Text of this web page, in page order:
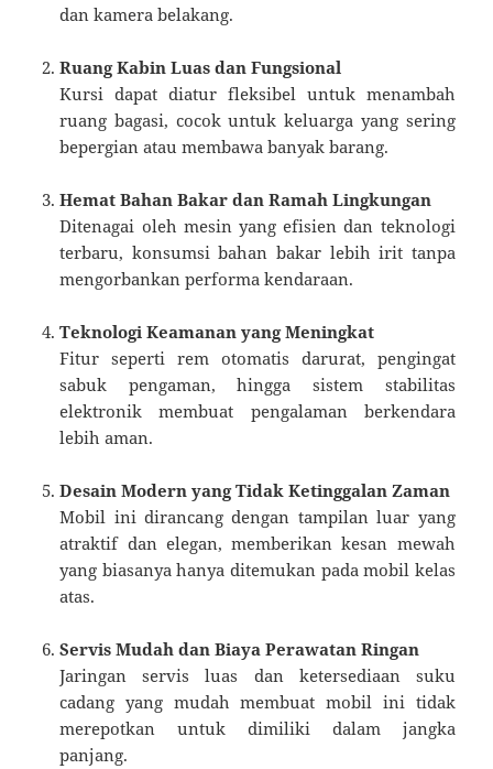
dan kamera belakang.
Ruang Kabin Luas dan Fungsional
Kursi dapat diatur fleksibel untuk menambah
ruang bagasi, cocok untuk keluarga yang sering
bepergian atau membawa banyak barang.
Hemat Bahan Bakar dan Ramah Lingkungan
Ditenagai oleh mesin yang efisien dan teknologi
terbaru, konsumsi bahan bakar lebih irit tanpa
mengorbankan performa kendaraan.
Teknologi Keamanan yang Meningkat
Fitur seperti rem otomatis darurat, pengingat
sabuk pengaman, hingga sistem stabilitas
elektronik membuat pengalaman berkendara
lebih aman.
Desain Modern yang Tidak Ketinggalan Zaman
Mobil ini dirancang dengan tampilan luar yang
atraktif dan elegan, memberikan kesan mewah
yang biasanya hanya ditemukan pada mobil kelas
atas.
Servis Mudah dan Biaya Perawatan Ringan
Jaringan servis luas dan ketersediaan suku
cadang yang mudah membuat mobil ini tidak
merepotkan untuk dimiliki dalam jangka
panjang.